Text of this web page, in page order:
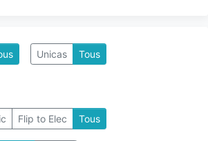
Unicas Tous
Flip to Elec Tous